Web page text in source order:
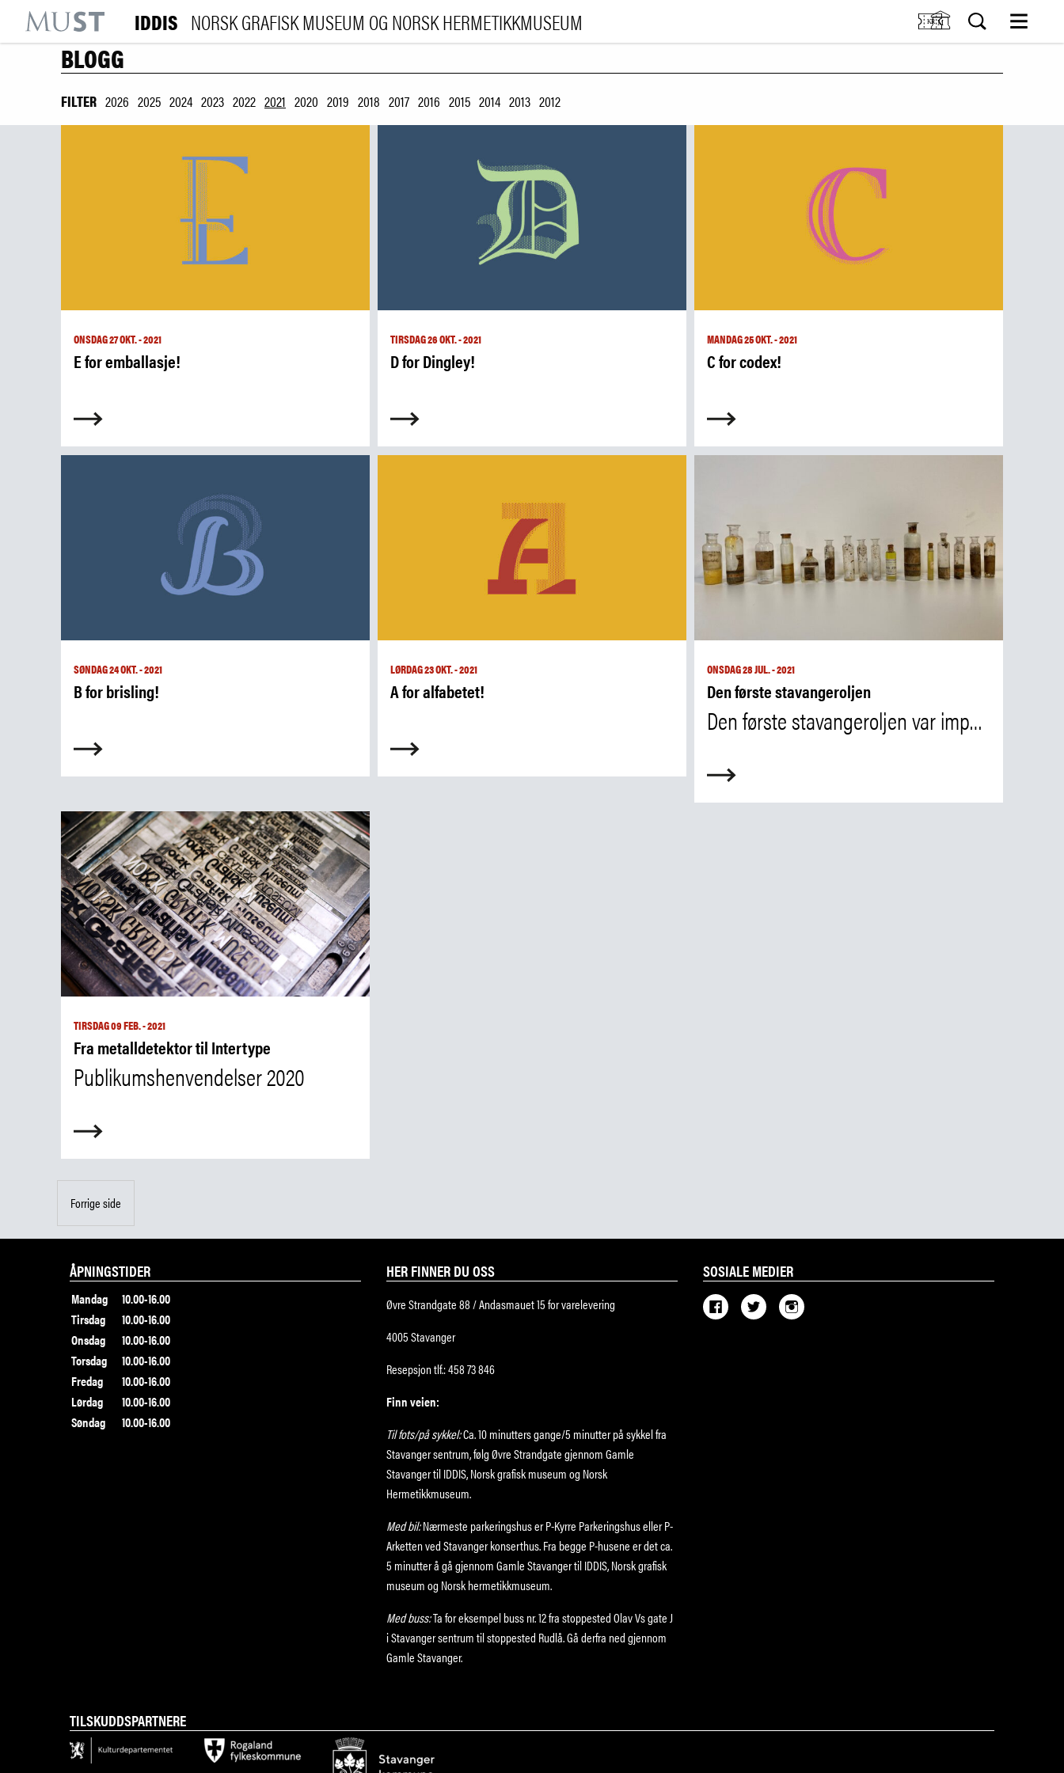
BESØK OSS
Kjøp billett og årskort
Samling
IDDIS Café & Brasserie
IDDIS NORSK GRAFISK MUSEUM OG NORSK HERMETIKKMUSEUM M
BLOGG
FILTER 2026 2025 2024 2023 2022 2021 2020 2019 2018 2017 2016 2015 2014 2013 2012
ONSDAG 27 OKT. - 2021
E for emballasje!
TIRSDAG 26 OKT. - 2021
D for Dingley!
MANDAG 25 OKT. - 2021
C for codex!
SØNDAG 24 OKT. - 2021
B for brisling!
LØRDAG 23 OKT. - 2021
A for alfabetet!
ONSDAG 28 JUL. - 2021
Den første stavangeroljen
Den første stavangeroljen var importert matolje til hermetikkindustrien.
TIRSDAG 09 FEB. - 2021
Fra metalldetektor til Intertype
Publikumshenvendelser 2020
Forrige side
ÅPNINGSTIDER
Mandag
10.00-16.00
Tirsdag
10.00-16.00
Onsdag
10.00-16.00
Torsdag
10.00-16.00
Fredag
10.00-16.00
Lørdag
10.00-16.00
Søndag
10.00-16.00
HER FINNER DU OSS
Øvre Strandgate 88 / Andasmauet 15 for varelevering
4005 Stavanger
Resepsjon tlf.: 458 73 846
Finn veien:
Til fots/på sykkel:Ca. 10 minutters gange/5 minutter på sykkel fra
Stavanger sentrum, følg Øvre Strandgate gjennom Gamle
Stavanger til IDDIS, Norsk grafisk museum og Norsk
Hermetikkmuseum.
Med bil:Nærmeste parkeringshus er P-Kyrre Parkeringshus eller P-
Arketten ved Stavanger konserthus. Fra begge P-husene er det ca.
5 minutter å gå gjennom Gamle Stavanger til IDDIS, Norsk grafisk
museum og Norsk hermetikkmuseum.
Med buss:Ta for eksempel buss nr. 12 fra stoppested Olav Vs gate J
i Stavanger sentrum til stoppested Rudlå. Gå derfra ned gjennom
Gamle Stavanger.
SOSIALE MEDIER
TILSKUDDSPARTNERE